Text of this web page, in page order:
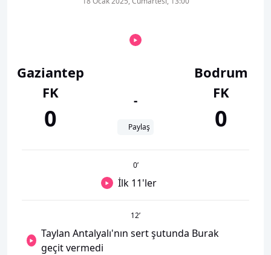
Gaziantep
FK
0
-
Paylaş
Bodrum
FK
0
0’
İlk 11'ler
12’
Taylan Antalyalı'nın sert şutunda Burak
geçit vermedi